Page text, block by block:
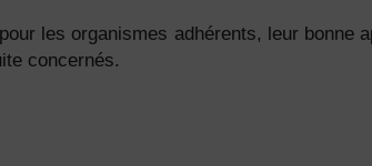
les organismes adhérents, leur bonne
concernés.